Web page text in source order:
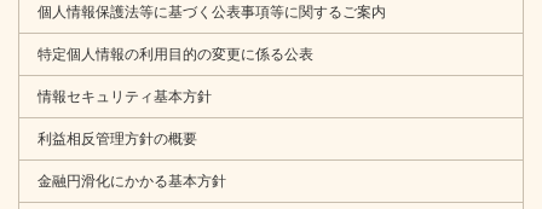
個人情報保護法等に基づく公表事項等に関するご案内
特定個人情報の利用目的の変更に係る公表
情報セキュリティ基本方針
利益相反管理方針の概要
金融円滑化にかかる基本方針